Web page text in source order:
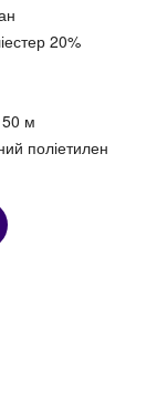
20%
50 м
поліетилен